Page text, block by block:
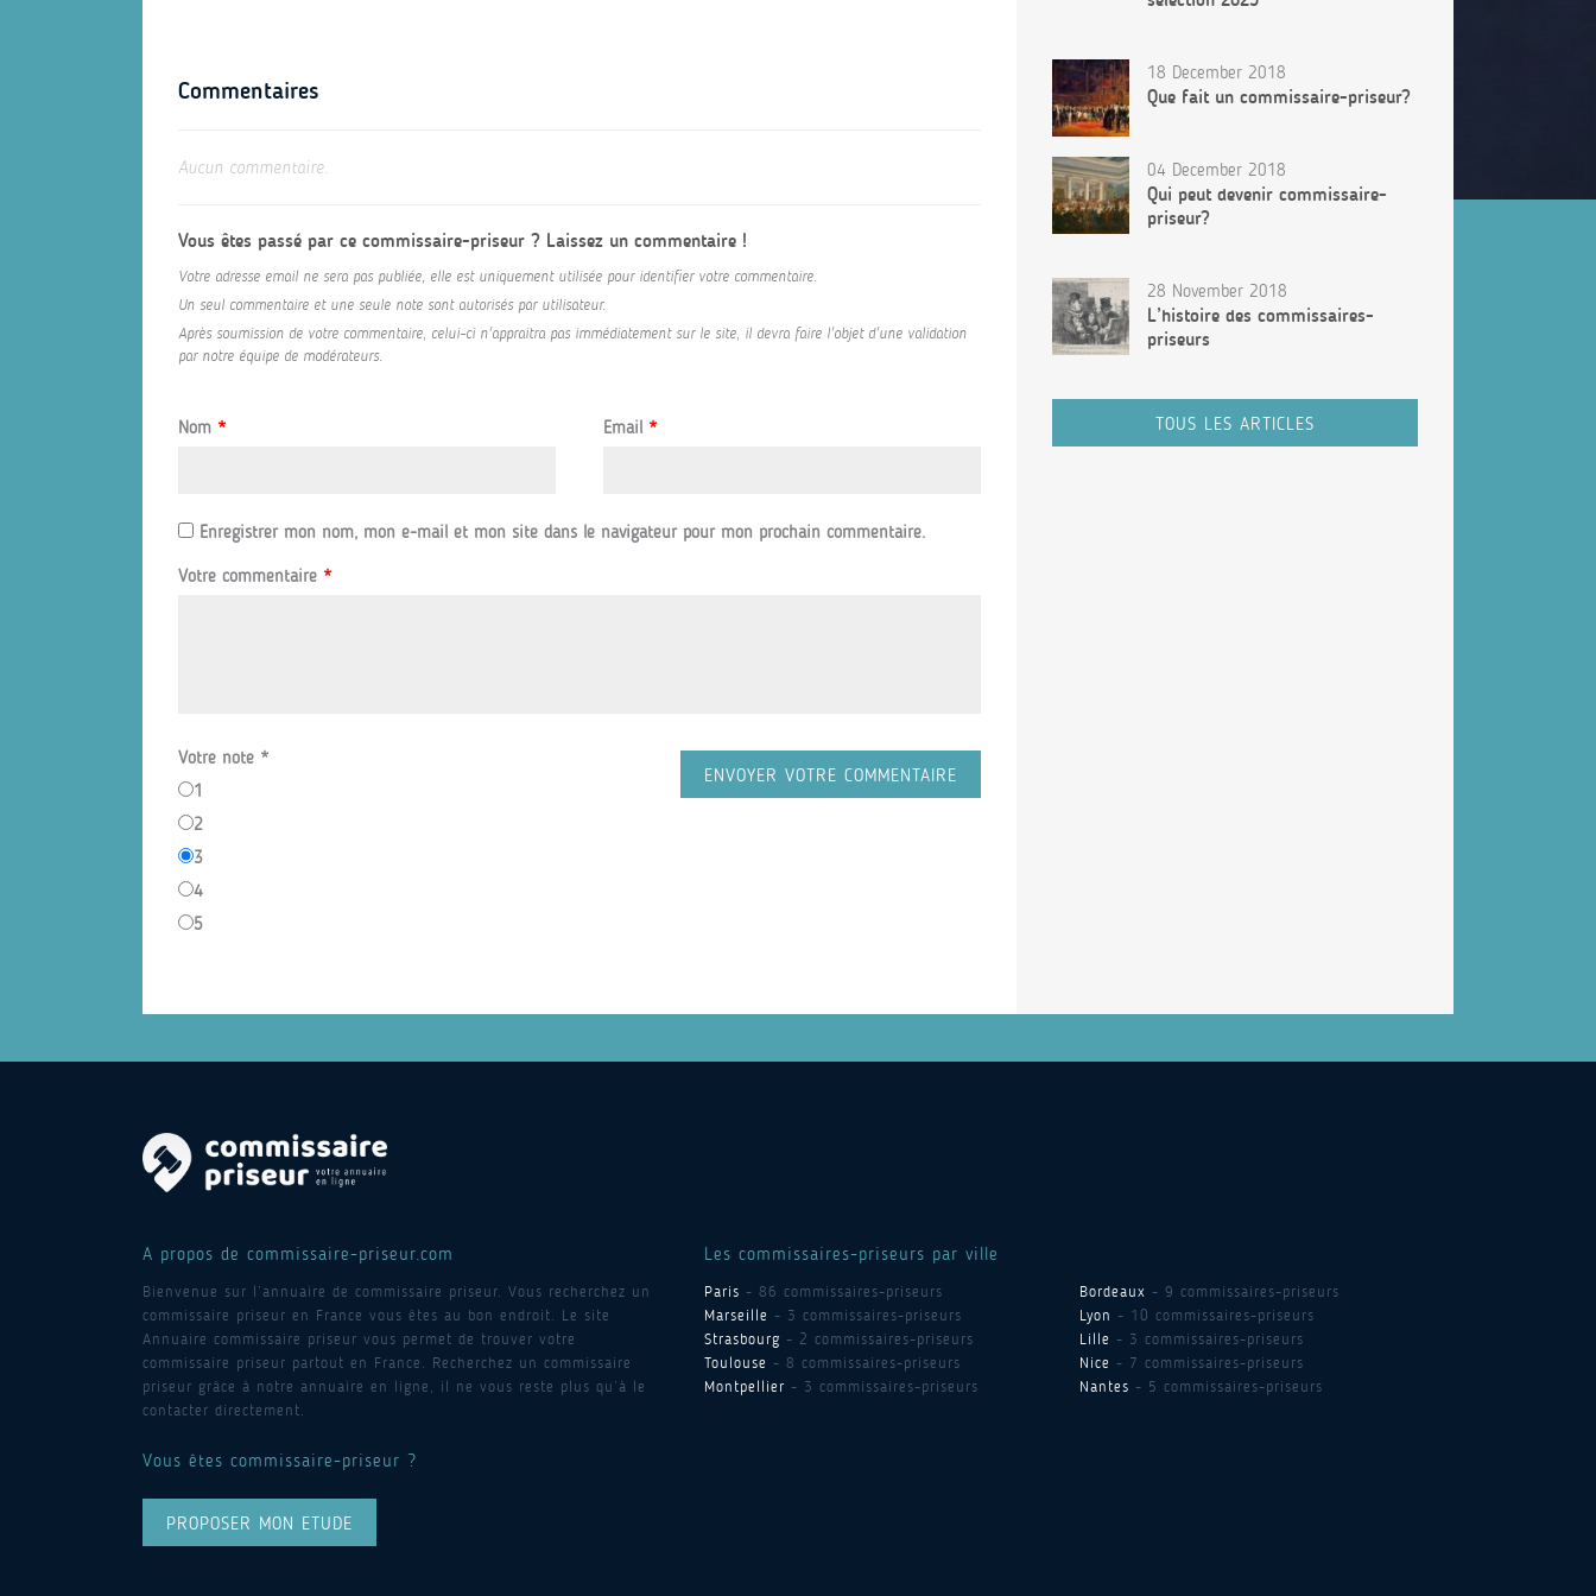
Commentaires
Aucun commentaire.
Vous êtes passé par ce commissaire-priseur ? Laissez un commentaire !
Votre adresse email ne sera pas publiée, elle est uniquement utilisée pour identifier votre commentaire.
Un seul commentaire et une seule note sont autorisés par utilisateur.
Après soumission de votre commentaire, celui-ci n'appraitra pas immédiatement sur le site, il devra faire l'objet d'une validation
par notre équipe de modérateurs.
Nom * Email *
Enregistrer mon nom, mon e-mail et mon site dans le navigateur pour mon prochain commentaire.
Votre commentaire *
Votre note *
1
2
3
4
5
18 December 2018
Que fait un commissaire-priseur?
04 December 2018
Qui peut devenir commissaire-
priseur?
28 November 2018
L’histoire des commissaires-
priseurs
TOUS LES ARTICLES
A propos de commissaire-priseur.com
Bienvenue sur l’annuaire de commissaire priseur. Vous recherchez un
commissaire priseur en France vous êtes au bon endroit. Le site
Annuaire commissaire priseur vous permet de trouver votre
commissaire priseur partout en France. Recherchez un commissaire
priseur grâce à notre annuaire en ligne, il ne vous reste plus qu’à le
contacter directement.
Vous êtes commissaire-priseur ?
PROPOSER MON ETUDE
Les commissaires-priseurs par ville
Paris - 86 commissaires-priseurs Bordeaux - 9 commissaires-priseurs
Marseille - 3 commissaires-priseurs Lyon - 10 commissaires-priseurs
Strasbourg - 2 commissaires-priseurs Lille - 3 commissaires-priseurs
Toulouse - 8 commissaires-priseurs Nice - 7 commissaires-priseurs
Montpellier - 3 commissaires-priseurs Nantes - 5 commissaires-priseurs